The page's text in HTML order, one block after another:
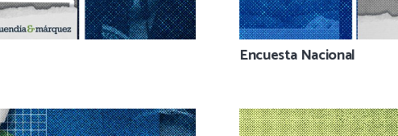
Encuesta Nacional